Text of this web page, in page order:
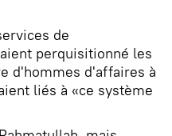
de
perquisitionné les
d'hommes d'affaires à
liés à «ce système